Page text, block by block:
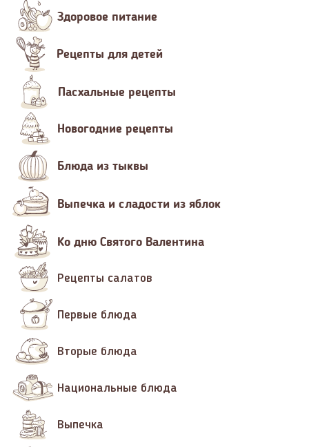
Здоровое питание
Рецепты для детей
Пасхальные рецепты
Новогодние рецепты
Блюда из тыквы
Выпечка и сладости из яблок
Ко дню Святого Валентина
Рецепты салатов
Первые блюда
Вторые блюда
Национальные блюда
Выпечка